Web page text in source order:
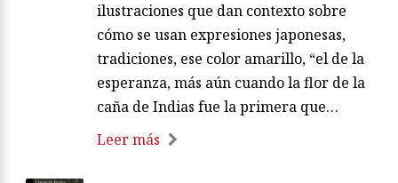
ilustraciones que dan contexto sobre
cómo se usan expresiones japonesas,
tradiciones, ese color amarillo, “el de la
esperanza, más aún cuando la flor de la
caña de Indias fue la primera que…
Leer más